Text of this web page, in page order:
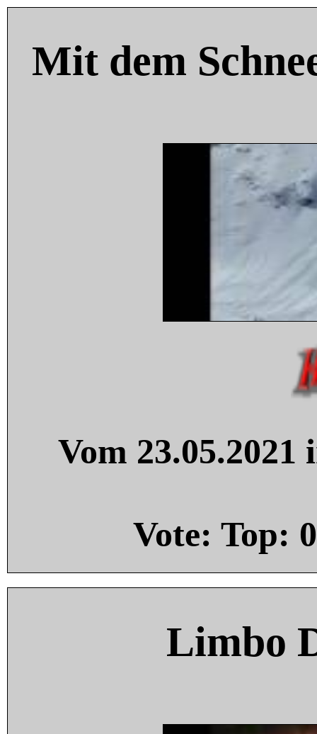
Mit dem
Vom
Vote: Top: 0
Limbo